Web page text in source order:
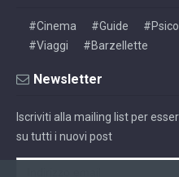
#Cinema #Guide
#Viaggi
#Barzellette
Newsletter
Iscriviti alla mailing list per
su tutti i nuovi post